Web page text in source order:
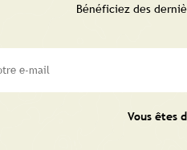
Bénéficiez des
Vous êtes